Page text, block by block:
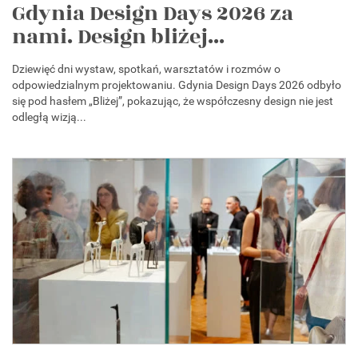
Gdynia Design Days 2026 za
nami. Design bliżej...
Dziewięć dni wystaw, spotkań, warsztatów i rozmów o
odpowiedzialnym projektowaniu. Gdynia Design Days 2026 odbyło
się pod hasłem „Bliżej”, pokazując, że współczesny design nie jest
odległą wizją...